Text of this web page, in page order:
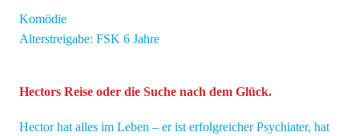
Komödie
Alterstreigabe: FSK 6 Jahre
Hectors Reise oder die Suche nach dem Glück.
Hector hat alles im Leben – er ist erfolgreicher Psychiater, hat